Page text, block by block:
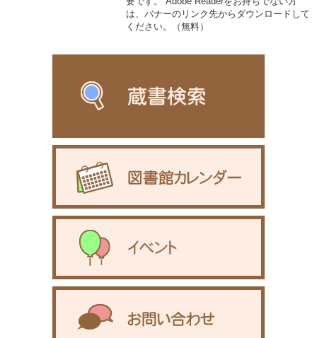
は、バナーのリンク先からダウンロードして
ください。（無料）